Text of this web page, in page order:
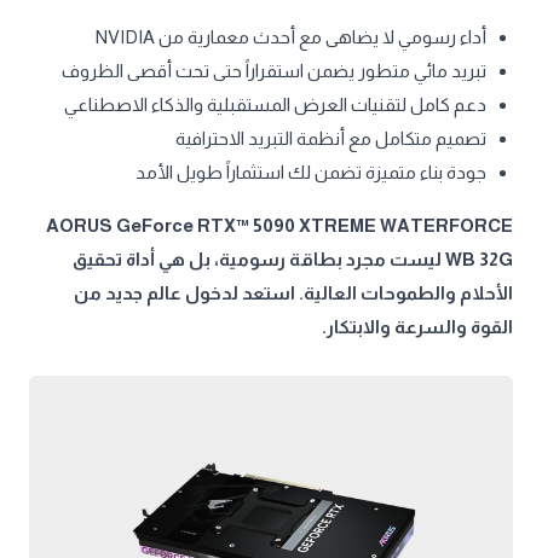
أداء رسومي لا يضاهى مع أحدث معمارية من NVIDIA
تبريد مائي متطور يضمن استقراراً حتى تحت أقصى الظروف
دعم كامل لتقنيات العرض المستقبلية والذكاء الاصطناعي
تصميم متكامل مع أنظمة التبريد الاحترافية
جودة بناء متميزة تضمن لك استثماراً طويل الأمد
AORUS GeForce RTX™ 5090 XTREME WATERFORCE
WB 32G ليست مجرد بطاقة رسومية، بل هي أداة تحقيق
الأحلام والطموحات العالية. استعد لدخول عالم جديد من
القوة والسرعة والابتكار.